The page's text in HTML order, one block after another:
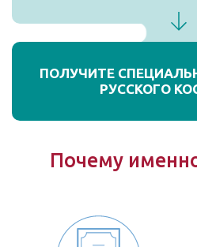
ПОЛУЧИТЕ
РУССКОГО
Почему